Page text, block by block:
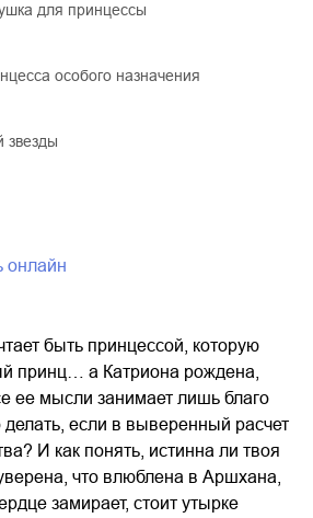
для принцессы
особого назначения
звезды
онлайн
быть принцессой, которую
принц… а Катриона рождена,
ее мысли занимает лишь благо
делать, если в выверенный расчет
И как понять, истинна ли твоя
что влюблена в Аршхана,
замирает, стоит утырке